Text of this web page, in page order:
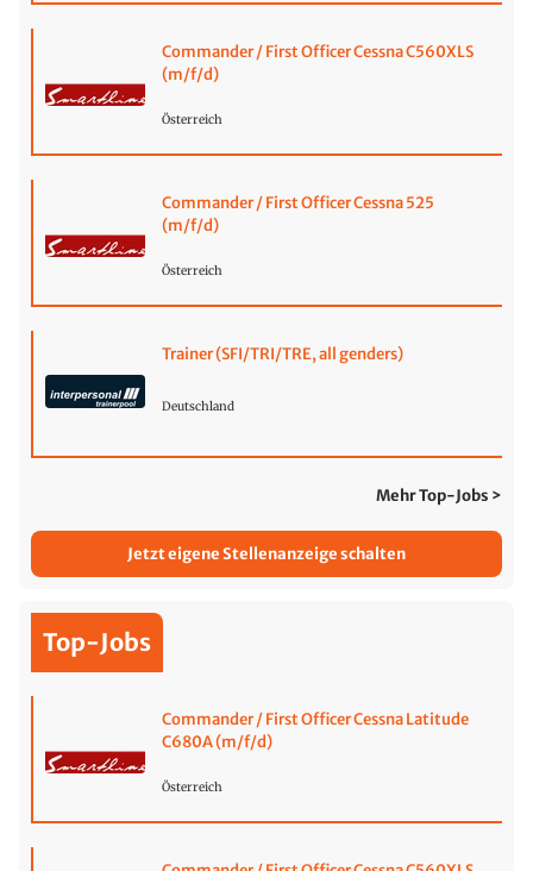
Commander / First Officer Cessna C560XLS
(m/f/d)
Österreich
Commander / First Officer Cessna 525
(m/f/d)
Österreich
Trainer (SFI/TRI/TRE, all genders)
Deutschland
Mehr Top-Jobs >
Jetzt eigene Stellenanzeige schalten
Top-Jobs
Commander / First Officer Cessna Latitude
C680A (m/f/d)
Österreich